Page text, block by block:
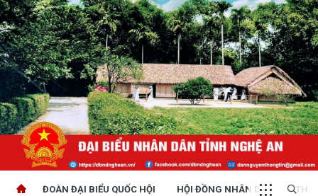
ĐOÀN ĐẠI BIỂU QUỐC HỘI HỘI ĐỒNG NHÂN DÂN